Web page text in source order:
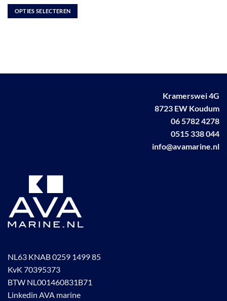
tot
€ 12,00
OPTIES SELECTEREN
Deze
Kramerswei 4G
8723 EW Koudum
06 5782 4278
0515 338 044
info@avamarine.nl
NL63 KNAB 0259 1499 85
KvK 70395373
BTW NL001460831B71
Linkedin AVA marine